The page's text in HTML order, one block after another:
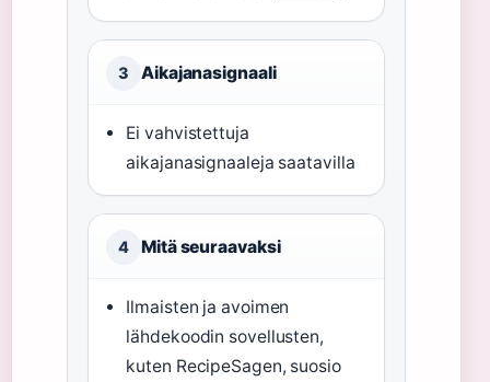
3 Aikajanasignaali
Ei vahvistettuja
aikajanasignaaleja saatavilla
4 Mitä seuraavaksi
Ilmaisten ja avoimen
lähdekoodin sovellusten,
kuten RecipeSagen, suosio